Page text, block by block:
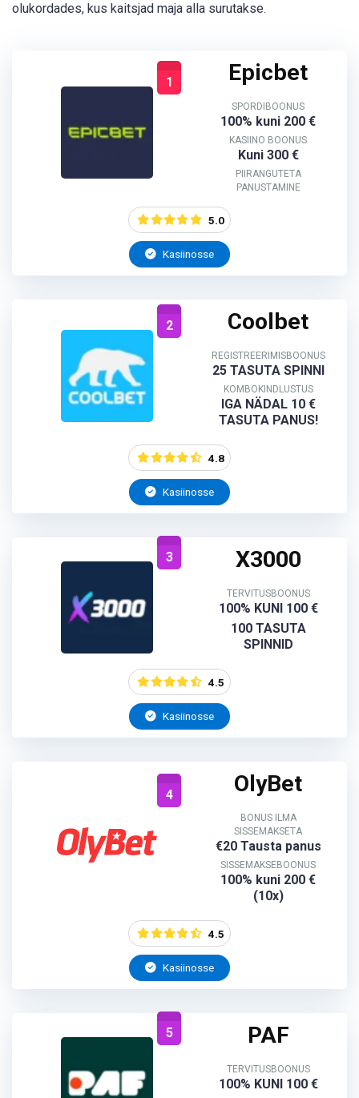
olukordades, kus kaitsjad maja alla surutakse.
1 Epicbet
SPORDIBOONUS
100% kuni 200 €
KASIINO BOONUS
Kuni 300 €
PIIRANGUTETA
PANUSTAMINE
5.0
Kasiinosse
2 Coolbet
REGISTREERIMISBOONUS
25 TASUTA SPINNI
KOMBOKINDLUSTUS
IGA NÄDAL 10 €
TASUTA PANUS!
4.8
Kasiinosse
3 X3000
TERVITUSBOONUS
100% KUNI 100 €
100 TASUTA
SPINNID
4.5
Kasiinosse
4 OlyBet
BONUS ILMA
SISSEMAKSETA
€20 Tausta panus
SISSEMAKSEBOONUS
100% kuni 200 €
(10x)
4.5
Kasiinosse
5 PAF
TERVITUSBOONUS
100% KUNI 100 €